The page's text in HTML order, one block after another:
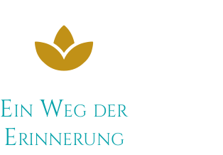

Ein Weg der
Erinnerung